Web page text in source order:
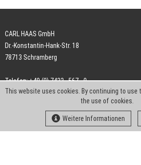
CARL HAAS GmbH
Dr.-Konstantin-Hank-Str. 18
78713 Schramberg
Telefon: +49 (0) 7422 . 567 - 0
Telefax: +49 (0) 7422 . 567 - 239
info-ch@kern-liebers.com
This website uses cookies. By continuing to use
the use of cookies.
Weitere Informationen